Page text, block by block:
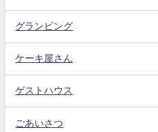
グランピング
ケーキ屋さん
ゲストハウス
ごあいさつ